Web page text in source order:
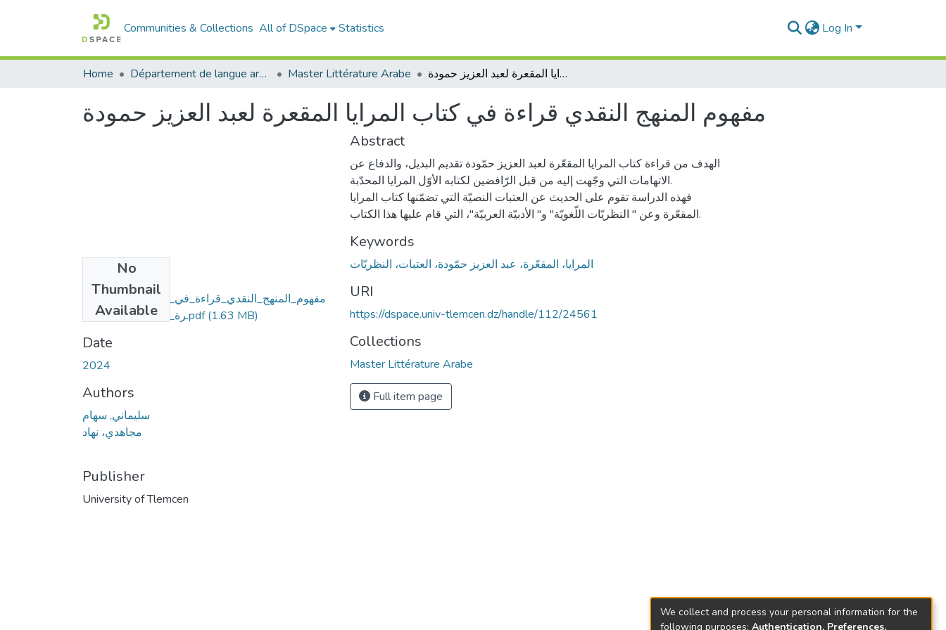
Communities & Collections All of DSpace Statistics Log In
Home Département de langue arabe Master Littérature Arabe مفهوم المنهج النقدي قراءة في كتاب المرايا المقعرة لعبد العزيز حمودة
مفهوم المنهج النقدي قراءة في كتاب المرايا المقعرة لعبد العزيز حمودة
No
Thumbnail
Available
مفهوم_المنهج_النقدي_قراءة_في_كتاب_المرايا_المقع
رة_لعبد_العزيز_حمودة.pdf(1.63 MB)
Date
2024
Authors
سليماني, سھام
مجاهدي، نھاد
Publisher
University of Tlemcen
Abstract
الهدف من قراءة كتاب المرايا المقعّرة لعبد العزيز حمّودة تقديم البديل، والدفاع عن
الاتهامات التي وجّهت إليه من قبل الرّافضين لكتابه الأوّل المرايا المحدّبة.
فهذه الدراسة تقوم على الحديث عن العتبات النصيّة التي تضمّنها كتاب المرايا
المقعّرة وعن " النظريّات اللّغويّة" و" الأدبيّة العربيّة"، التي قام عليها هذا الكتاب.
Keywords
المرايا، المقعّرة، عبد العزيز حمّودة، العتبات، النظريّات
URI
https://dspace.univ-tlemcen.dz/handle/112/24561
Collections
Master Littérature Arabe
Full item page
We collect and process your personal information for the
following purposes: Authentication, Preferences,